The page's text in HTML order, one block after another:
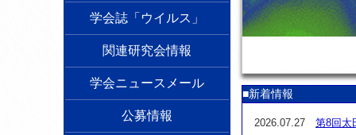
学会誌「ウイルス」
関連研究会情報
学会ニュースメール
公募情報
■新着情報
2026.07.27 第8回太